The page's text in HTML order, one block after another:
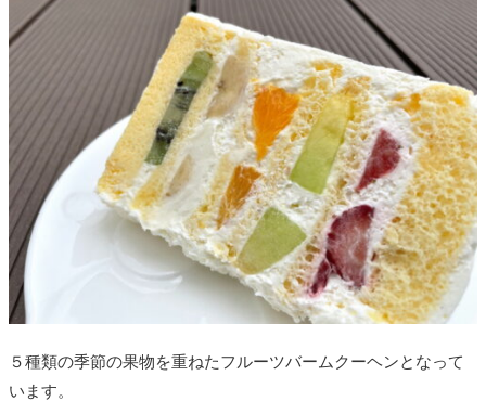
５種類の季節の果物を重ねたフルーツバームクーヘンとなって
います。